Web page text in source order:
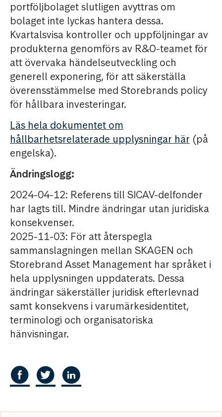
portföljbolaget slutligen avyttras om
bolaget inte lyckas hantera dessa.
Kvartalsvisa kontroller och uppföljningar av
produkterna genomförs av R&O-teamet för
att övervaka händelseutveckling och
generell exponering, för att säkerställa
överensstämmelse med Storebrands policy
för hållbara investeringar.
Läs hela dokumentet om
hållbarhetsrelaterade upplysningar här (på
engelska).
Ändringslogg:
2024-04-12: Referens till SICAV-delfonder
har lagts till. Mindre ändringar utan juridiska
konsekvenser.
2025-11-03: För att återspegla
sammanslagningen mellan SKAGEN och
Storebrand Asset Management har språket i
hela upplysningen uppdaterats. Dessa
ändringar säkerställer juridisk efterlevnad
samt konsekvens i varumärkesidentitet,
terminologi och organisatoriska
hänvisningar.